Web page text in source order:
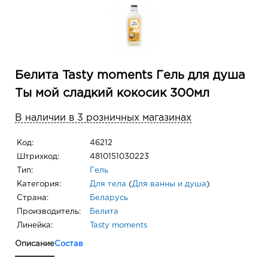
Белита Tasty moments Гель для душа
Ты мой сладкий кокосик 300мл
В наличии в 3 розничных магазинах
Код: 46212
Штрихкод: 4810151030223
Тип: Гель
Категория: Для тела ( Для ванны и душа )
Страна: Беларусь
Производитель: Белита
Линейка: Tasty moments
ОписаниеСостав